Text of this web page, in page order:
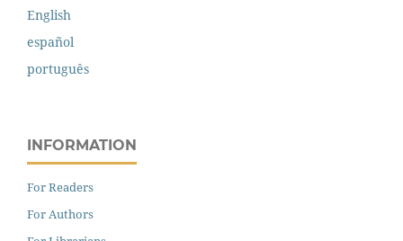
English
español
português
INFORMATION
For Readers
For Authors